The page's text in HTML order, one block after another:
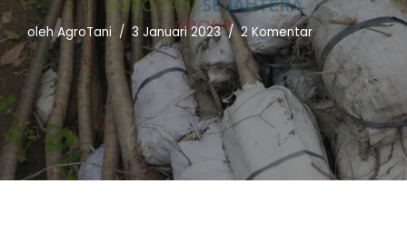
olehAgroTani 3 Januari 2023 2 Komentar